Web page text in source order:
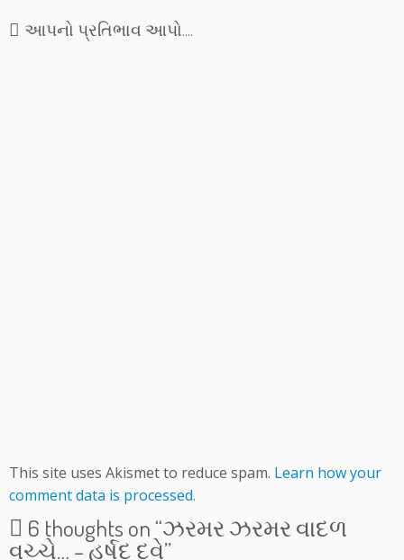
ભાવવિભોર કરતી રચનાઓ છે.
પ્રેમલક્ષણા ભક્તિના આ પદમાં
આપનો પ્રતિભાવ આપો....
This site uses Akismet to reduce spam. Learn how your
comment data is processed.
6 thoughts on “ઝરમર ઝરમર વાદળ
વચ્ચે… – હર્ષદ દવે”